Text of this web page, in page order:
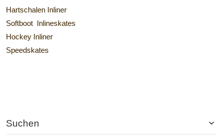
Hartschalen Inliner
Softboot Inlineskates
Hockey Inliner
Speedskates
Suchen